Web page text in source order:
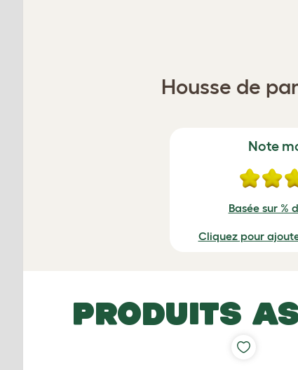
Housse de
Note
Basée sur %
Cliquez pour
PRODUITS